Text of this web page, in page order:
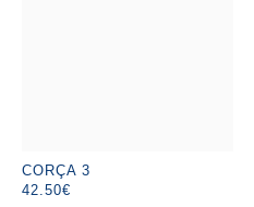
CORÇA 3
42.50€